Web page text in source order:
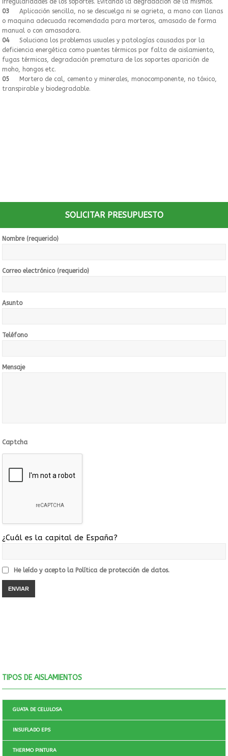
03
Aplicación sencilla, no se descuelga ni se agrieta, a mano con llanas
o maquina adecuada recomendada para morteros, amasado de forma
manual o con amasadora.
04
Soluciona los problemas usuales y patologías causadas por la
deficiencia energética como puentes térmicos por falta de aislamiento,
fugas térmicas, degradación prematura de los soportes aparición de
moho, hongos etc.
05
Mortero de cal, cemento y minerales, monocomponente, no tóxico,
transpirable y biodegradable.
SOLICITAR PRESUPUESTO
Nombre (requerido)
Correo electrónico (requerido)
Asunto
Teléfono
Mensaje
Captcha
¿Cuál es la capital de España?
He leído y acepto la Política de protección de datos.
TIPOS DE AISLAMIENTOS
GUATA DE CELULOSA
INSUFLADO EPS
THERMO PINTURA